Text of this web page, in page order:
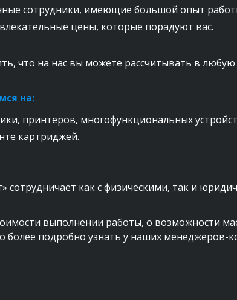
сотрудники, имеющие большой опыт
цены, которые порадуют вас.
что на нас вы можете рассчитывать в
на:
принтеров, многофункциональных
картриджей.
сотрудничает как с физическими, так и
выполнении работы, о возможности
более подробно узнать у наших менеджеров-